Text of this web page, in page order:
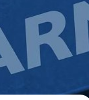
ยู Cortex-A78 ที่พัฒนา
ระดับหนึ่ง ล่าสุด Arm
(CXC) ที่จะขยาย
บสนองความต้องการ
ค้าต้องการ Cortex-X
กค้าที่ต้องการปร้บแต่ง
มต้องการของตนมาก
ห้ความช่วยเหลืออย่าง